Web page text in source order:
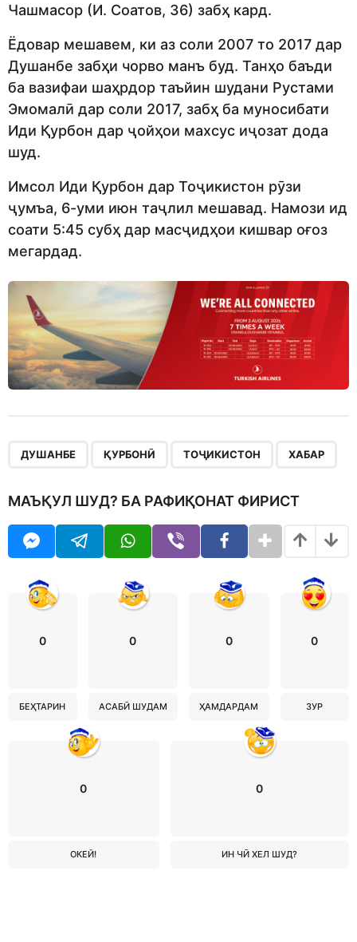
Чашмасор (И. Соатов, 36) забҳ кард.
Ёдовар мешавем, ки аз соли 2007 то 2017 дар
Душанбе забҳи чорво манъ буд. Танҳо баъди
ба вазифаи шаҳрдор таъйин шудани Рустами
Эмомалӣ дар соли 2017, забҳ ба муносибати
Иди Қурбон дар ҷойҳои махсус иҷозат дода
шуд.
Имсол Иди Қурбон дар Тоҷикистон рӯзи
ҷумъа, 6-уми июн таҷлил мешавад. Намози ид
соати 5:45 субҳ дар масҷидҳои кишвар оғоз
мегардад.
ДУШАНБЕ ҚУРБОНӢ ТОҶИКИСТОН ХАБАР
МАЪҚУЛ ШУД? БА РАФИҚОНАТ ФИРИСТ
0
БЕҲТАРИН
0
АСАБӢ ШУДАМ
0
ҲАМДАРДАМ
0
ЗУР
0
ОКЕЙ!
0
ИН ЧӢ ХЕЛ ШУД?